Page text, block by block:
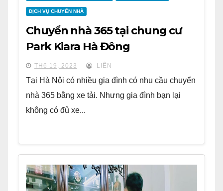
DỊCH VỤ CHUYỂN NHÀ
Chuyển nhà 365 tại chung cư
Park Kiara Hà Đông
TH6 19, 2023 LIÊN
Tại Hà Nội có nhiều gia đình có nhu cầu chuyển
nhà 365 bằng xe tải. Nhưng gia đình bạn lại
không có đủ xe...